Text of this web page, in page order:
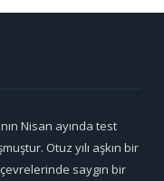
Nisan ayında test
Otuz yılı aşkın bir
saygın bir